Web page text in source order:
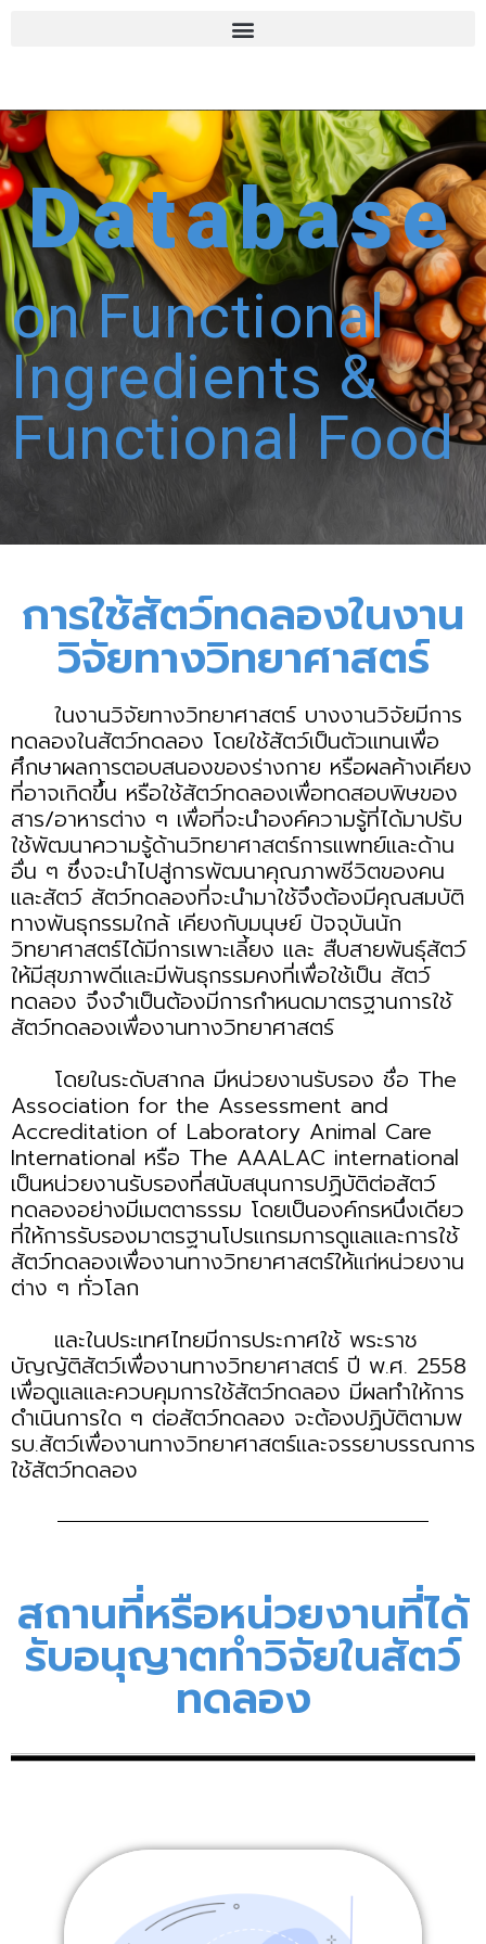
Database
on Functional
Ingredients &
Functional Food
การใช้สัตว์ทดลองในงาน
วิจัยทางวิทยาศาสตร์
ในงานวิจัยทางวิทยาศาสตร์ บางงานวิจัยมีการ
ทดลองในสัตว์ทดลอง โดยใช้สัตว์เป็นตัวแทนเพื่อ
ศึกษาผลการตอบสนองของร่างกาย หรือผลค้างเคียง
ที่อาจเกิดขึ้น หรือใช้สัตว์ทดลองเพื่อทดสอบพิษของ
สาร/อาหารต่าง ๆ เพื่อที่จะนำองค์ความรู้ที่ได้มาปรับ
ใช้พัฒนาความรู้ด้านวิทยาศาสตร์การแพทย์และด้าน
อื่น ๆ ซึ่งจะนำไปสู่การพัฒนาคุณภาพชีวิตของคน
และสัตว์ สัตว์ทดลองที่จะนำมาใช้จึงต้องมีคุณสมบัติ
ทางพันธุกรรมใกล้ เคียงกับมนุษย์ ปัจจุบันนัก
วิทยาศาสตร์ได้มีการเพาะเลี้ยง และ สืบสายพันธุ์สัตว์
ให้มีสุขภาพดีและมีพันธุกรรมคงที่เพื่อใช้เป็น สัตว์
ทดลอง จึงจำเป็นต้องมีการกำหนดมาตรฐานการใช้
สัตว์ทดลองเพื่องานทางวิทยาศาสตร์
โดยในระดับสากล มีหน่วยงานรับรอง ชื่อ The
Association for the Assessment and
Accreditation of Laboratory Animal Care
International หรือ The AAALAC international
เป็นหน่วยงานรับรองที่สนับสนุนการปฏิบัติต่อสัตว์
ทดลองอย่างมีเมตตาธรรม โดยเป็นองค์กรหนึ่งเดียว
ที่ให้การรับรองมาตรฐานโปรแกรมการดูแลและการใช้
สัตว์ทดลองเพื่องานทางวิทยาศาสตร์ให้แก่หน่วยงาน
ต่าง ๆ ทั่วโลก
และในประเทศไทยมีการประกาศใช้ พระราช
บัญญัติสัตว์เพื่องานทางวิทยาศาสตร์ ปี พ.ศ. 2558
เพื่อดูแลและควบคุมการใช้สัตว์ทดลอง มีผลทำให้การ
ดำเนินการใด ๆ ต่อสัตว์ทดลอง จะต้องปฏิบัติตามพ
รบ.สัตว์เพื่องานทางวิทยาศาสตร์และจรรยาบรรณการ
ใช้สัตว์ทดลอง
สถานที่หรือหน่วยงานที่ได้
รับอนุญาตทำวิจัยในสัตว์
ทดลอง